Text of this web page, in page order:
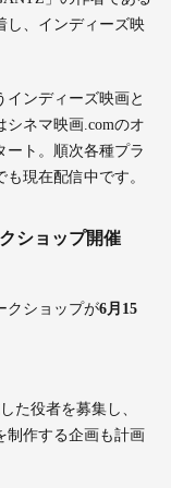
し、インディーズ映
ンディーズ映画と
シネマ映画.comのオ
ート。順次各種プラ
現在配信中です。
ショップ開催
クショップが6月15
た役者を募集し、
制作する企画も計画